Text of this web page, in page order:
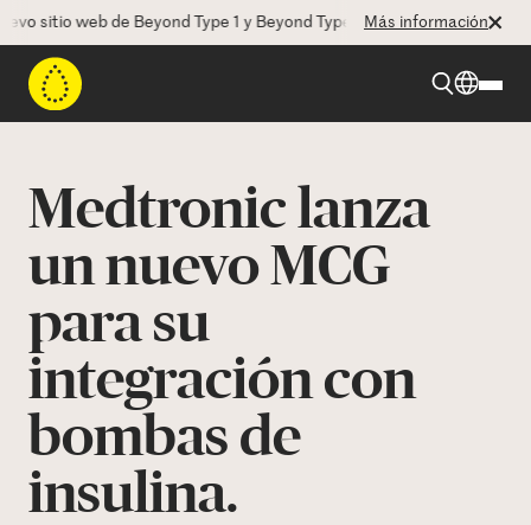
web de Beyond Type 1 y Beyond Type 2! La CEO Deborah Dugan
Más información
Recursos
Programas
Quienes somos
Medtronic lanza
un nuevo MCG
para su
integración con
bombas de
insulina.